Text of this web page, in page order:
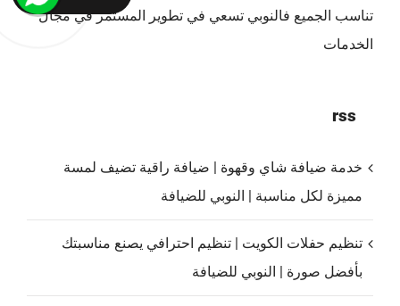
تناسب الجميع فالنوبي تسعي في تطوير المستمر في مجال
الخدمات
rss
خدمة ضيافة شاي وقهوة | ضيافة راقية تضيف لمسة
مميزة لكل مناسبة | النوبي للضيافة
تنظيم حفلات الكويت | تنظيم احترافي يصنع مناسبتك
بأفضل صورة | النوبي للضيافة